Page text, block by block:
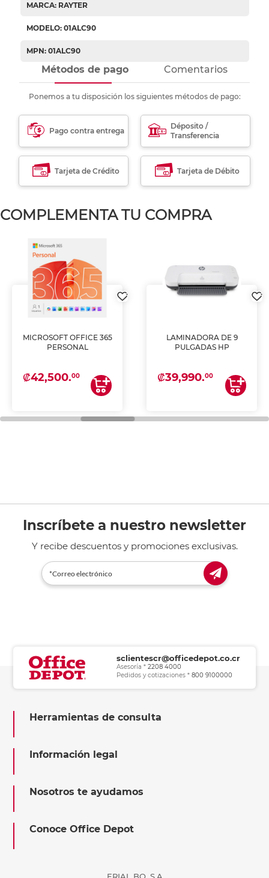
MARCA: RAYTER
MODELO: 01ALC90
MPN: 01ALC90
Métodos de pago Comentarios
Ponemos a tu disposición los siguientes métodos de pago:
Pago contra entrega
Déposito /
Transferencia
Tarjeta de Crédito Tarjeta de Débito
COMPLEMENTA TU COMPRA
MICROSOFT OFFICE 365
PERSONAL
₡42,500.00
LAMINADORA DE 9
PULGADAS HP
₡39,990.00
Inscríbete a nuestro newsletter
Y recibe descuentos y promociones exclusivas.
sclientescr@officedepot.co.cr
Asesoría *2208 4000
Pedidos y cotizaciones *800 9100000
Herramientas de consulta
Información legal
Nosotros te ayudamos
Conoce Office Depot